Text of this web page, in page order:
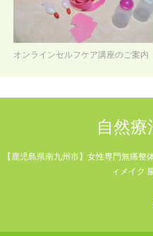
オンラインセルフケア講座のご案内
自然療
【鹿児島県南九州市】女性専門無痛
ィメイク